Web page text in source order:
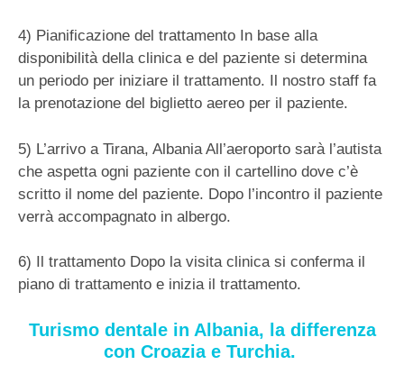
4) Pianificazione del trattamento In base alla
disponibilità della clinica e del paziente si determina
un periodo per iniziare il trattamento. Il nostro staff fa
la prenotazione del biglietto aereo per il paziente.
5) L’arrivo a Tirana, Albania All’aeroporto sarà l’autista
che aspetta ogni paziente con il cartellino dove c’è
scritto il nome del paziente. Dopo l’incontro il paziente
verrà accompagnato in albergo.
6) Il trattamento Dopo la visita clinica si conferma il
piano di trattamento e inizia il trattamento.
Turismo dentale in Albania, la differenza
con Croazia e Turchia.